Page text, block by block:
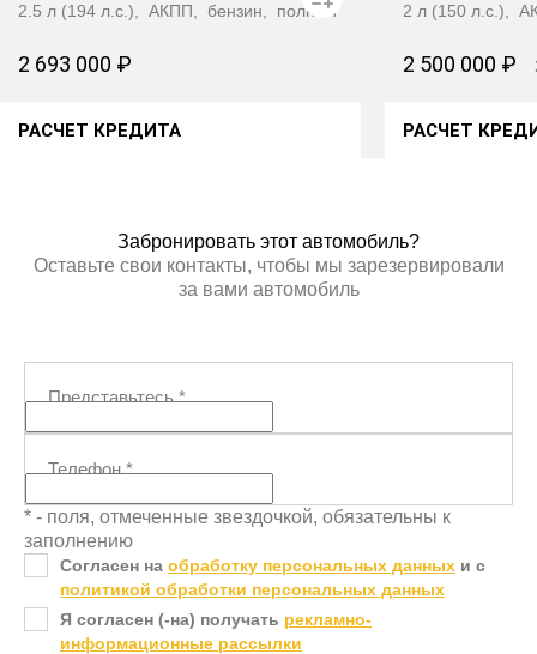
2.5 л (194 л.с.), АКПП, бензин, полный
2 693 000 ₽
РАСЧЕТ КРЕДИТА
2 л (150 л.с.),
2 500 000 ₽
РАСЧЕТ
Забронировать этот автомобиль?
Оставьте свои контакты, чтобы мы зарезервировали
за вами автомобиль
Представьтесь*
Телефон*
* - поля, отмеченные звездочкой, обязательны к
заполнению
Согласен на обработку персональных данных и c
политикой обработки персональных данных
Я согласен (-на) получать рекламно-
информационные рассылки